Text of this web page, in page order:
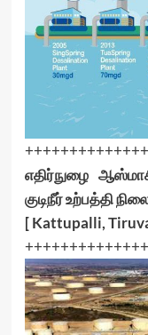
எதிர்நுழை
குடிநீர் உற்பத்தி
[ Kattupalli,